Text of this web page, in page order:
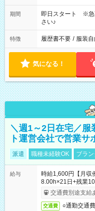
期間
即日スタート ※急
さい♪
特徴 履歴書不要 / 服装自
気になる！
＼週1～2日在宅／服
ト運営会社で営業サ
派遣 職種未経験OK ブラ
給与
時給1,600円【月収
8.00h×21日+残業
交通費別途支給
交通費 ○通勤交通